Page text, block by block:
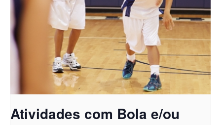
Atividades com Bola e/ou